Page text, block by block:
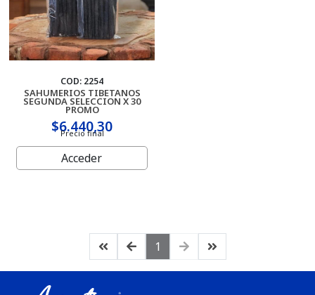
COD: 2254
SAHUMERIOS TIBETANOS
SEGUNDA SELECCION X 30
PROMO
$6.440,30
Precio final
Acceder
1